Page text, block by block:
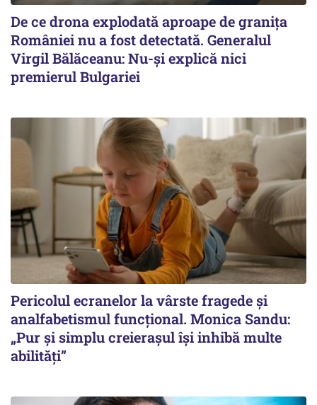
De ce drona explodată aproape de granița
României nu a fost detectată. Generalul
Virgil Bălăceanu: Nu-și explică nici
premierul Bulgariei
Pericolul ecranelor la vârste fragede și
analfabetismul funcțional. Monica Sandu:
„Pur și simplu creierașul își inhibă multe
abilități”